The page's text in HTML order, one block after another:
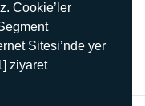
Cookie’ler
Sitesi’nde yer
ziyaret